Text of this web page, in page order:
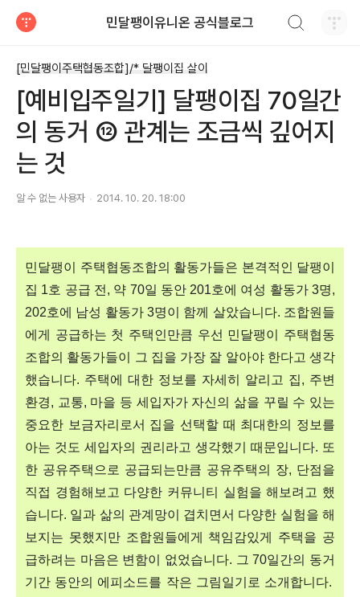
민달팽이유니온 공식블로그
[민달팽이주택협동조합]/* 달팽이집 살이
[예비입주일기] 달팽이집 70일간
의 동거 ⑫ 관계는 조금씩 깊어지
는 것
알 수 없는 사용자 2014. 10. 20. 18:00
민달팽이 주택협동조합의 활동가들은 본격적인 달팽이
집 1호 공급 전, 약 70일 동안 201호에 여성 활동가 3명,
202호에 남성 활동가 3명이 함께 살았습니다. 조합원들
에게 공급하는 첫 주택인만큼 우선 민달팽이 주택협동
조합의 활동가들이 그 집을 가장 잘 알아야 한다고 생각
했습니다. 주택에 대한 정보를 자세히 알리고 집, 주변
환경, 교통, 마을 등 세입자가 자신의 삶을 꾸릴 수 있는
중요한 보금자리로서 집을 선택할 때 최대한의 정보를
아는 것도 세입자의 권리라고 생각했기 때문입니다. 또
한 공유주택으로 공급되는만큼 공유주택의 장, 단점을
직접 경험해보고 다양한 커뮤니티 실험을 해보려고 했
습니다. 일과 삶의 관계망이 겹치면서 다양한 실험을 해
보지는 못했지만 조합원들에게 책임감있게 주택을 공
급하려는 마음은 변함이 없었습니다. 그 70일간의 동거
기간 동안의 에피소드를 작은 그림일기로 소개합니다.